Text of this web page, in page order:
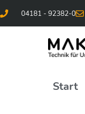
04181 - 92382-0
Start